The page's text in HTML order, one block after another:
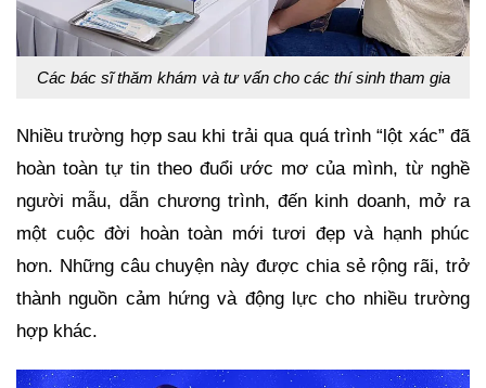
Các bác sĩ thăm khám và tư vấn cho các thí sinh tham gia
Nhiều trường hợp sau khi trải qua quá trình “lột xác” đã
hoàn toàn tự tin theo đuổi ước mơ của mình, từ nghề
người mẫu, dẫn chương trình, đến kinh doanh, mở ra
một cuộc đời hoàn toàn mới tươi đẹp và hạnh phúc
hơn. Những câu chuyện này được chia sẻ rộng rãi, trở
thành nguồn cảm hứng và động lực cho nhiều trường
hợp khác.